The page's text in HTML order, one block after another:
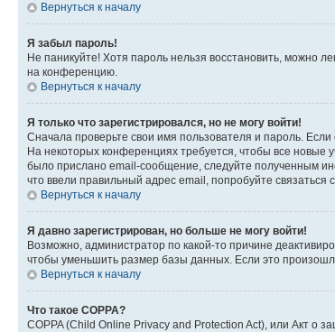
Вернуться к началу
Я забыл пароль!
Не паникуйте! Хотя пароль нельзя восстановить, можно
на конференцию.
Вернуться к началу
Я только что зарегистрировался, но не могу войти!
Сначала проверьте свои имя пользователя и пароль.
На некоторых конференциях требуется, чтобы все новые
было прислано email-сообщение, следуйте полученным
что ввели правильный адрес email, попробуйте связаться
Вернуться к началу
Я давно зарегистрирован, но больше не могу войти!
Возможно, администратор по какой-то причине
чтобы уменьшить размер базы данных. Если это
Вернуться к началу
Что такое COPPA?
COPPA (Child Online Privacy and Protection Act), или Акт о